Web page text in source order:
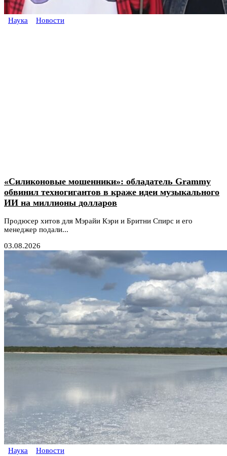
Наука Новости
«Силиконовые мошенники»: обладатель Grammy
обвинил техногигантов в краже идеи музыкального
ИИ на миллионы долларов
Продюсер хитов для Мэрайи Кэри и Бритни Спирс и его
менеджер подали...
03.08.2026
Наука Новости